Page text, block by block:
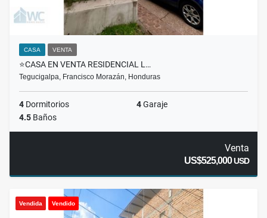
CASA VENTA
⭐️CASA EN VENTA RESIDENCIAL L…
Tegucigalpa, Francisco Morazán, Honduras
4 Dormitorios 4Garaje
4.5 Baños
Venta
US$525,000USD
Vendida Vendido